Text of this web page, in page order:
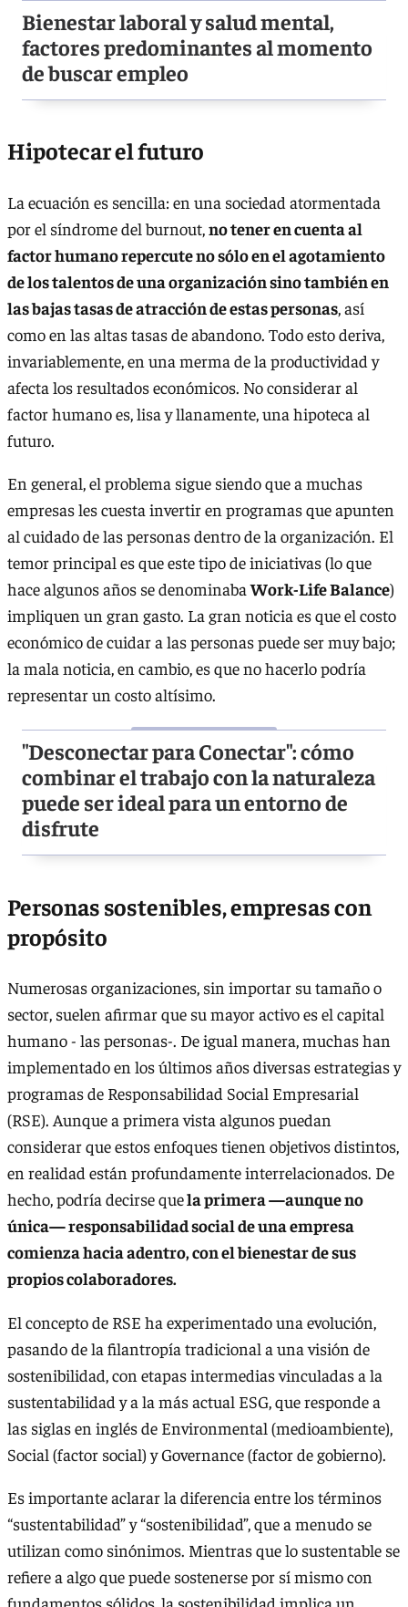
Bienestar laboral y salud mental,
factores predominantes al momento
de buscar empleo
Hipotecar el futuro
La ecuación es sencilla: en una sociedad atormentada
por el síndrome del burnout,no tener en cuenta al
factor humano repercute no sólo en el agotamiento
de los talentos de una organización sino también en
las bajas tasas de atracción de estas personas, así
como en las altas tasas de abandono. Todo esto deriva,
invariablemente, en una merma de la productividad y
afecta los resultados económicos. No considerar al
factor humano es, lisa y llanamente, una hipoteca al
futuro.
En general, el problema sigue siendo que a muchas
empresas les cuesta invertir en programas que apunten
al cuidado de las personas dentro de la organización. El
temor principal es que este tipo de iniciativas (lo que
hace algunos años se denominabaWork-Life Balance)
impliquen un gran gasto. La gran noticia es que el costo
económico de cuidar a las personas puede ser muy bajo;
la mala noticia, en cambio, es que no hacerlo podría
representar un costo altísimo.
"Desconectar para Conectar": cómo
combinar el trabajo con la naturaleza
puede ser ideal para un entorno de
disfrute
Personas sostenibles, empresas con
propósito
Numerosas organizaciones, sin importar su tamaño o
sector, suelen afirmar que su mayor activo es el capital
humano - las personas-. De igual manera, muchas han
implementado en los últimos años diversas estrategias y
programas de Responsabilidad Social Empresarial
(RSE). Aunque a primera vista algunos puedan
considerar que estos enfoques tienen objetivos distintos,
en realidad están profundamente interrelacionados. De
hecho, podría decirse quela primera —aunque no
única— responsabilidad social de una empresa
comienza hacia adentro, con el bienestar de sus
propios colaboradores.
El concepto de RSE ha experimentado una evolución,
pasando de la filantropía tradicional a una visión de
sostenibilidad, con etapas intermedias vinculadas a la
sustentabilidad y a la más actual ESG, que responde a
las siglas en inglés de Environmental (medioambiente),
Social (factor social) y Governance (factor de gobierno).
Es importante aclarar la diferencia entre los términos
“sustentabilidad” y “sostenibilidad”, que a menudo se
utilizan como sinónimos. Mientras que lo sustentable se
refiere a algo que puede sostenerse por sí mismo con